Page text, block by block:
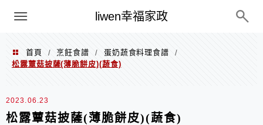
liwen幸福家政
menu
首頁 / 烹飪食譜 / 蛋奶蔬食料理食譜
/
松露蕈菇披薩(薄脆餅皮)(蔬食)
2023.06.23
松露蕈菇披薩(薄脆餅皮)(蔬食)